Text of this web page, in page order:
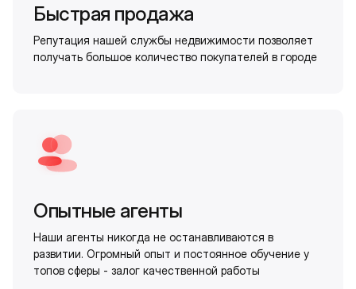
Быстрая продажа
Репутация нашей службы недвижимости позволяет
получать большое количество покупателей в городе
Опытные агенты
Наши агенты никогда не останавливаются в
развитии. Огромный опыт и постоянное обучение у
топов сферы - залог качественной работы